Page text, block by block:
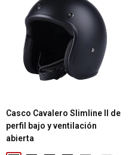
Casco Cavalero Slimline II de
perfil bajo y ventilación
abierta